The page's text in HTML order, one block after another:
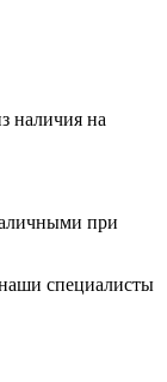
наличия на
при
специалисты